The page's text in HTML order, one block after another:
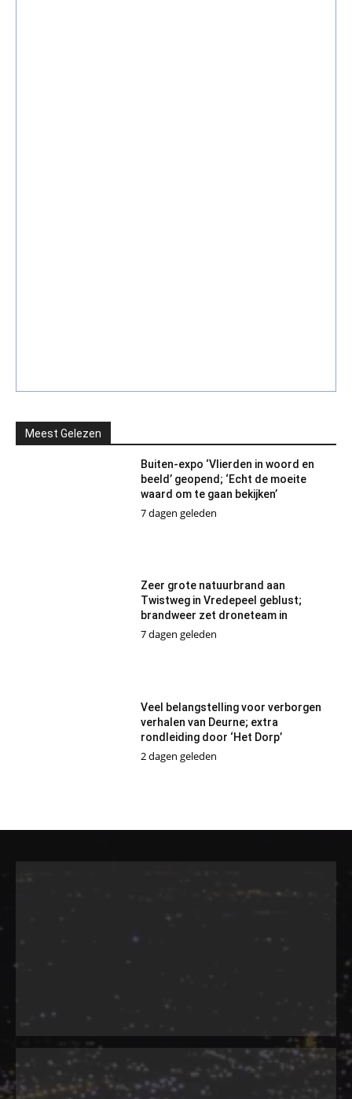
Meest Gelezen
Buiten-expo ‘Vlierden in woord en
beeld’ geopend; ‘Echt de moeite
waard om te gaan bekijken’
7 dagen geleden
Zeer grote natuurbrand aan
Twistweg in Vredepeel geblust;
brandweer zet droneteam in
7 dagen geleden
Veel belangstelling voor verborgen
verhalen van Deurne; extra
rondleiding door ‘Het Dorp’
2 dagen geleden